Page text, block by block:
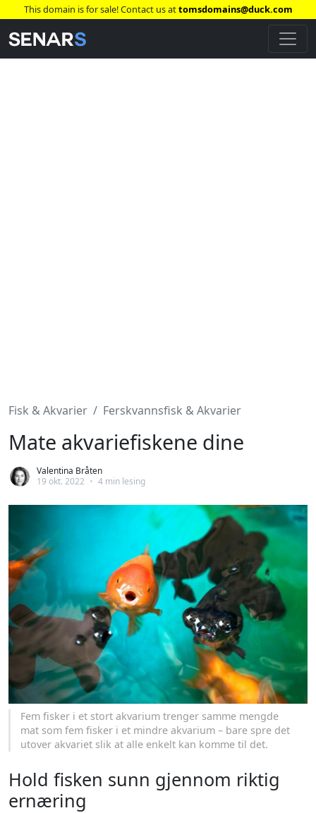
This domain is for sale! Contact us attomsdomains@duck.com
Fisk & Akvarier Ferskvannsfisk & Akvarier
Mate akvariefiskene dine
Valentina Bråten
19 okt. 2022 • 4 min lesing
Fem fisker i et stort akvarium trenger samme mengde
mat som fem fisker i et mindre akvarium – bare spre det
utover akvariet slik at alle enkelt kan komme til det.
Hold fisken sunn gjennom riktig
ernæring